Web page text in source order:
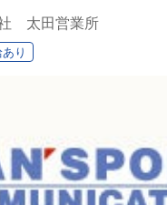
太田営業所
り